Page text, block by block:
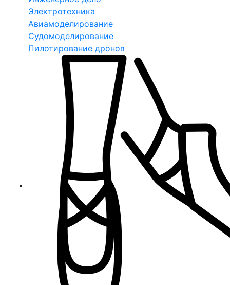
Электротехника
Авиамоделирование
Судомоделирование
Пилотирование дронов